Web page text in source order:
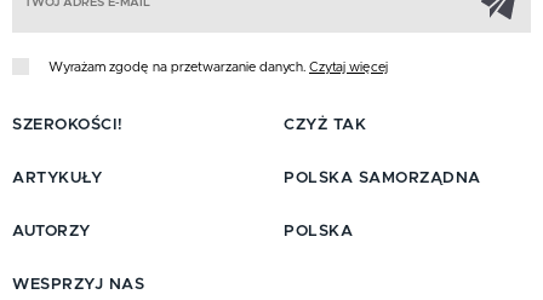
Wyrażam zgodę na przetwarzanie danych. Czytaj więcej
SZEROKOŚCI!
ARTYKUŁY
AUTORZY
CZYŻ TAK
POLSKA SAMORZĄDNA
POLSKA
WESPRZYJ NAS